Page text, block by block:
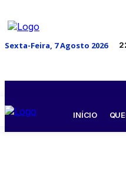
Sexta-Feira, 7 Agosto 2026
INÍCIO